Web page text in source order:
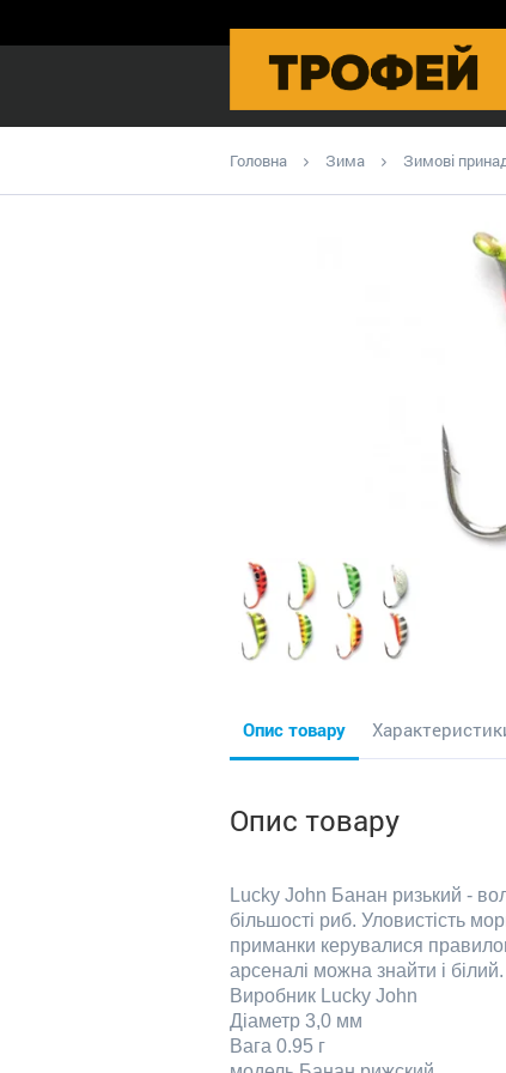
Головна Зима Зимові
Опис товару
Опис товару
Lucky John Банан ризький -
більшості риб. Уловистість
приманки керувалися
арсеналі можна знайти і білий.
Виробник Lucky John
Діаметр 3,0 мм
Вага 0.95 г